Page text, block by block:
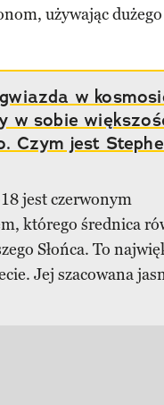
używając dużego
w
w sobie
Czym jest
jest czerwonym
którego średnica
Słońca. To
Jej szacowana